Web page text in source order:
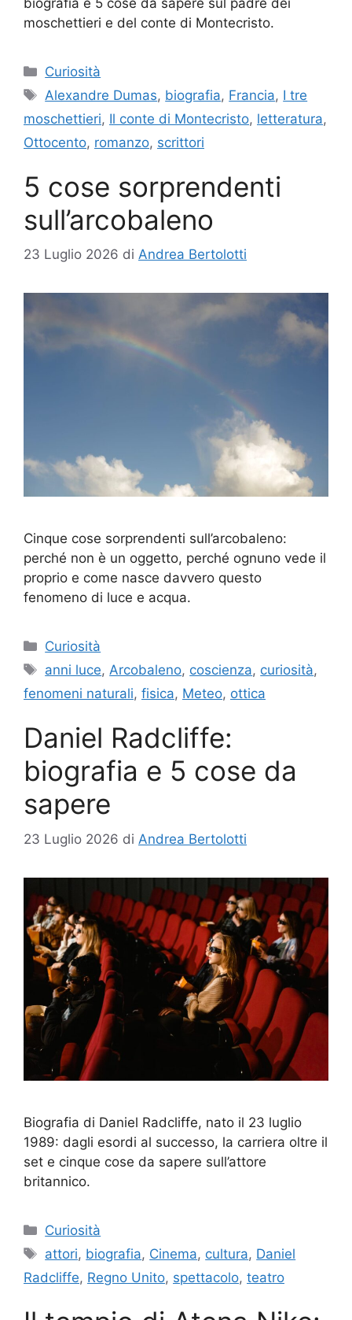
moschettieri e del conte di Montecristo.
Categorie
Curiosità
Tag
Alexandre Dumas, biografia, Francia, I tre
moschettieri, Il conte di Montecristo, letteratura,
Ottocento, romanzo, scrittori
5 cose sorprendenti
sull’arcobaleno
23 Luglio 2026 di Andrea Bertolotti
Cinque cose sorprendenti sull’arcobaleno:
perché non è un oggetto, perché ognuno vede il
proprio e come nasce davvero questo
fenomeno di luce e acqua.
Categorie
Curiosità
Tag
anni luce,Arcobaleno, coscienza, curiosità,
fenomeni naturali, fisica, Meteo, ottica
Daniel Radcliffe:
biografia e 5 cose da
sapere
23 Luglio 2026 di Andrea Bertolotti
Biografia di Daniel Radcliffe, nato il 23 luglio
1989: dagli esordi al successo, la carriera oltre il
set e cinque cose da sapere sull’attore
britannico.
Categorie
Curiosità
Tag
attori, biografia, Cinema, cultura, Daniel
Radcliffe, Regno Unito, spettacolo, teatro